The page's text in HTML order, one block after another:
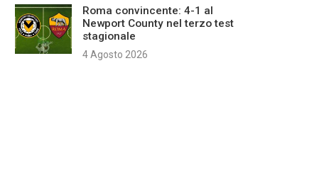
Roma convincente: 4-1 al
Newport County nel terzo test
stagionale
4 Agosto 2026